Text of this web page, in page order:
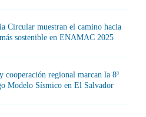
Circular muestran el camino hacia
sostenible en ENAMAC 2025
cooperación regional marcan la 8ª
Modelo Sísmico en El Salvador